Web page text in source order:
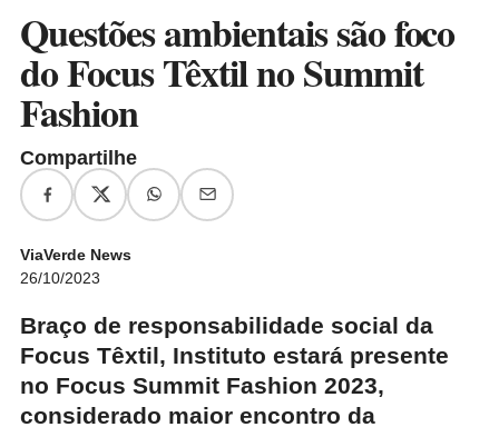
Questões ambientais são foco
do Focus Têxtil no Summit
Fashion
Compartilhe
ViaVerde News
26/10/2023
Braço de responsabilidade social da
Focus Têxtil, Instituto estará presente
no Focus Summit Fashion 2023,
considerado maior encontro da